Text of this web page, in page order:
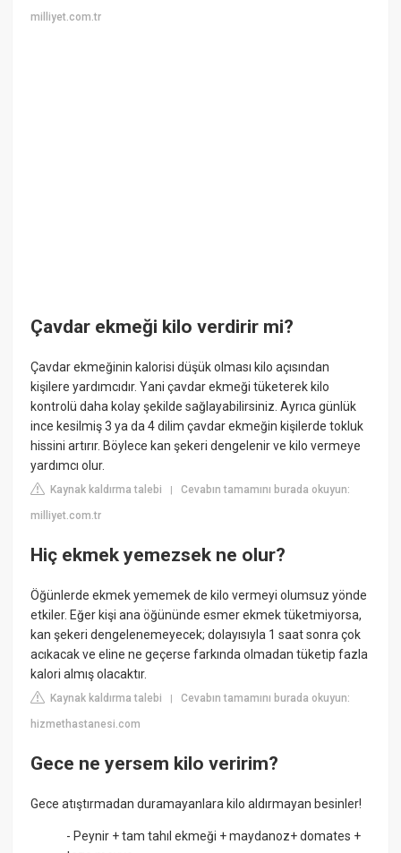
milliyet.com.tr
Çavdar ekmeği kilo verdirir mi?
Çavdar ekmeğinin kalorisi düşük olması kilo açısından
kişilere yardımcıdır. Yani çavdar ekmeği tüketerek kilo
kontrolü daha kolay şekilde sağlayabilirsiniz. Ayrıca günlük
ince kesilmiş 3 ya da 4 dilim çavdar ekmeğin kişilerde tokluk
hissini artırır. Böylece kan şekeri dengelenir ve kilo vermeye
yardımcı olur.
Kaynak kaldırma talebi |Cevabın tamamını burada okuyun:
milliyet.com.tr
Hiç ekmek yemezsek ne olur?
Öğünlerde ekmek yememek de kilo vermeyi olumsuz yönde
etkiler. Eğer kişi ana öğününde esmer ekmek tüketmiyorsa,
kan şekeri dengelenemeyecek; dolayısıyla 1 saat sonra çok
acıkacak ve eline ne geçerse farkında olmadan tüketip fazla
kalori almış olacaktır.
Kaynak kaldırma talebi |Cevabın tamamını burada okuyun:
hizmethastanesi.com
Gece ne yersem kilo veririm?
Gece atıştırmadan duramayanlara kilo aldırmayan besinler!
- Peynir + tam tahıl ekmeği + maydanoz+ domates +